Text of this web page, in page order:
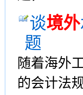
谈境外
题
随着海外
的会计法